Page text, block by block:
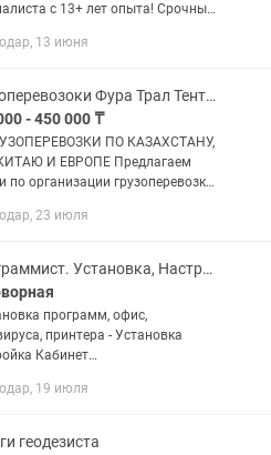
с 13+ лет опыта! Срочный
серверов,
13 июня
Грузоперевозоки Фура Трал Тент Камаз Логистика Рефрижератора
- 450 000 ₸
ПО КАЗАХСТАНУ,
И ЕВРОПЕ Предлагаем
по организации грузоперевозки
Казахстану ✅ Международные
23 июля
Программист. Установка, Настройка, Обновление 1С, Обслуживание ПК
программ, офис,
принтера - Установка
Кабинет
обновление программы 1С
19 июля
геодезиста